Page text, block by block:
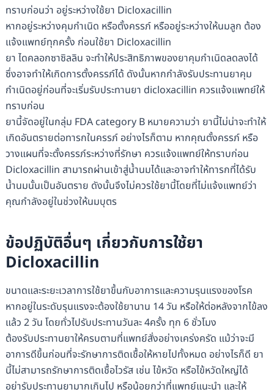
ทราบก่อนว่า อยู่ระหว่างใช้ยา Dicloxacillin
หากอยู่ระหว่างคุมกำเนิด หรือตั้งครรภ์ หรืออยู่ระหว่างให้นมลูก ต้อง
แจ้งแพทย์ทุกครั้ง ก่อนใช้ยา Dicloxacillin
ยา ไดคลอกซาซิลลิน จะทำให้ประสิทธิภาพของยาคุมกำเนิดลดลงได้
ซึ่งอาจทำให้เกิดการตั้งครรภ์ได้ ดังนั้นหากกำลังรับประทานยาคุม
กำเนิดอยู่ก่อนที่จะเริ่มรับประทานยา dicloxacillin ควรแจ้งแพทย์ให้
ทราบก่อน
ยานี้จัดอยู่ในกลุ่ม FDA category B หมายความว่า ยานี้ไม่น่าจะทำให้
เกิดอันตรายต่อทารกในครรภ์ อย่างไรก็ตาม หากคุณตั้งครรภ์ หรือ
วางแผนที่จะตั้งครรภ์ระหว่างที่รักษา ควรแจ้งแพทย์ให้ทราบก่อน
Dicloxacillin สามารถผ่านเข้าสู่น้ำนมได้และอาจทำให้ทารกที่ได้รับ
น้ำนมนั้นเป็นอันตราย ดังนั้นจึงไม่ควรใช้ยานี้โดยที่ไม่แจ้งแพทย์ว่า
คุณกำลังอยู่ในช่วงให้นมบุตร
ข้อปฏิบัติอื่นๆ เกี่ยวกับการใช้ยา
Dicloxacillin
ขนาดและระยะเวลาการใช้ยาขึ้นกับอาการและความรุนแรงของโรค
หากอยู่ในระดับรุนแรงจะต้องใช้ยานาน 14 วัน หรือให้ต่อหลังจากไข้ลง
แล้ว 2 วัน โดยทั่วไปรับประทานวันละ 4ครั้ง ทุก 6 ชั่วโมง
ต้องรับประทานยาให้ครบตามที่แพทย์สั่งอย่างเคร่งครัด แม้ว่าจะมี
อาการดีขึ้นก่อนที่จะรักษาการติดเชื้อให้หายไปทั้งหมด อย่างไรก็ดี ยา
นี้ไม่สามารถรักษาการติดเชื้อไวรัส เช่น ไข้หวัด หรือไข้หวัดใหญ่ได้
อย่ารับประทานยามากเกินไป หรือน้อยกว่าที่แพทย์แนะนำ และให้